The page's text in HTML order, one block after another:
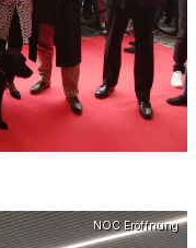
NOC Eröffnung